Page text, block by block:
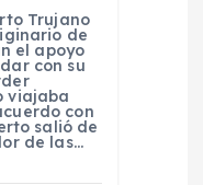
Trujano
de
el apoyo
con su
viajaba
con
salió de
de las…